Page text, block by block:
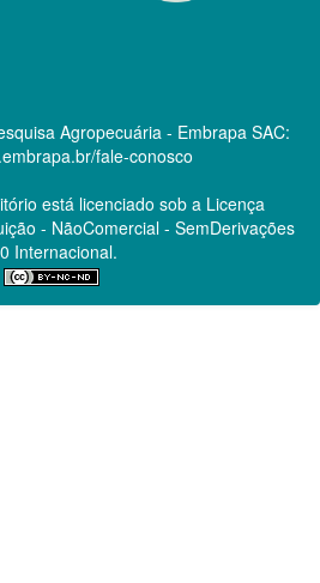
Agropecuária - Embrapa SAC:
fale-conosco
está licenciado sob a Licença
- NãoComercial - SemDerivações
Internacional.